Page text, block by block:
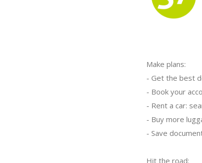
Make plans:
- Get the best
- Book your
- Rent a car:
- Buy more
- Save
Hit the road: